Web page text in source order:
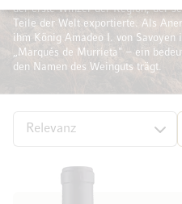
der erste Winzer der Region, der
Teile der Welt exportierte. Als
ihm König Amadeo I. von Savoyen
„Marqués de Murrieta" – ein
den Namen des Weinguts trägt.
SortierenTop